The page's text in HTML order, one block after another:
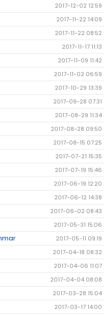
2017-12-02 12:59
2017-11-22 14:09
2017-11-22 08:52
2017-11-17 11:13
2017-11-09 11:42
2017-11-02 06:59
2017-10-29 13:39
2017-09-28 07:31
2017-08-29 11:34
2017-08-28 09:50
2017-08-15 07:25
2017-07-21 15:35
2017-07-19 15:46
2017-06-19 12:20
2017-06-12 14:38
2017-06-02 08:43
2017-05-31 15:06
2017-05-11 09:19
2017-04-18 08:32
2017-04-06 11:07
2017-04-04 08:08
2017-03-28 15:04
2017-03-17 14:00